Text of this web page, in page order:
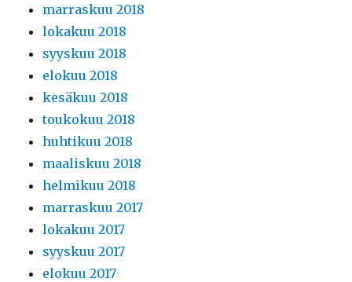
marraskuu 2018
lokakuu 2018
syyskuu 2018
elokuu 2018
kesäkuu 2018
toukokuu 2018
huhtikuu 2018
maaliskuu 2018
helmikuu 2018
marraskuu 2017
lokakuu 2017
syyskuu 2017
elokuu 2017